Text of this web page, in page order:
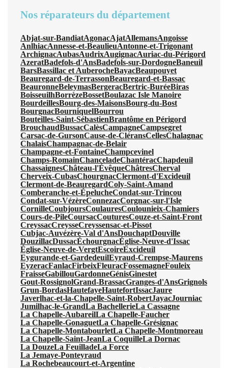
Nos réparateurs du département
Abjat-sur-BandiatAgonacAjatAllemansAngoisse
AnlhiacAnnesse-et-BeaulieuAntonne-et-Trigonant
ArchignacAubasAudrixAugignacAuriac-du-Périgord
AzeratBadefols-d'AnsBadefols-sur-DordogneBaneuil
BarsBassillac et AuberocheBayacBeaupouyet
Beauregard-de-TerrassonBeauregard-et-Bassac
BeauronneBeleymasBergeracBertric-BuréeBiras
BoisseuilhBorrèzeBossetBoulazac Isle Manoire
BourdeillesBourg-des-MaisonsBourg-du-Bost
BourgnacBourniquelBourrou
Bouteilles-Saint-SébastienBrantôme en Périgord
BrouchaudBussacCalèsCampagneCampsegret
Carsac-de-GursonCause-de-CléransCellesChalagnac
ChalaisChampagnac-de-Belair
Champagne-et-FontaineChampcevinel
Champs-RomainChanceladeChantéracChapdeuil
ChassaignesChâteau-l'ÉvêqueChâtresCherval
Cherveix-CubasChourgnacClermont-d'Excideuil
Clermont-de-BeauregardColy-Saint-Amand
Comberanche-et-ÉpelucheCondat-sur-Trincou
Condat-sur-VézèreConnezacCorgnac-sur-l'Isle
CornilleCoubjoursCoulauresCoulounieix-Chamiers
Cours-de-PileCoursacCouturesCouze-et-Saint-Front
CreyssacCreysseCreyssensac-et-Pissot
Cubjac-Auvézère-Val d'AnsDouchaptDouville
DouzillacDussacÉchourgnacÉglise-Neuve-d'Issac
Église-Neuve-de-VergtEscoireExcideuil
Eygurande-et-GardedeuilEyraud-Crempse-Maurens
EyzeracFanlacFirbeixFleuracFossemagneFouleix
FraisseGabillouGardonneGénisGinestet
Gout-RossignolGrand-BrassacGranges-d'AnsGrignols
Grun-BordasHautefayeHautefortIssacJaure
Javerlhac-et-la-Chapelle-Saint-RobertJayacJourniac
Jumilhac-le-GrandLa BachellerieLa Cassagne
La Chapelle-AubareilLa Chapelle-Faucher
La Chapelle-GonaguetLa Chapelle-Grésignac
La Chapelle-MontabourletLa Chapelle-Montmoreau
La Chapelle-Saint-JeanLa CoquilleLa Dornac
La DouzeLa FeuilladeLa Force
La Jemaye-Ponteyraud
La Rochebeaucourt-et-Argentine